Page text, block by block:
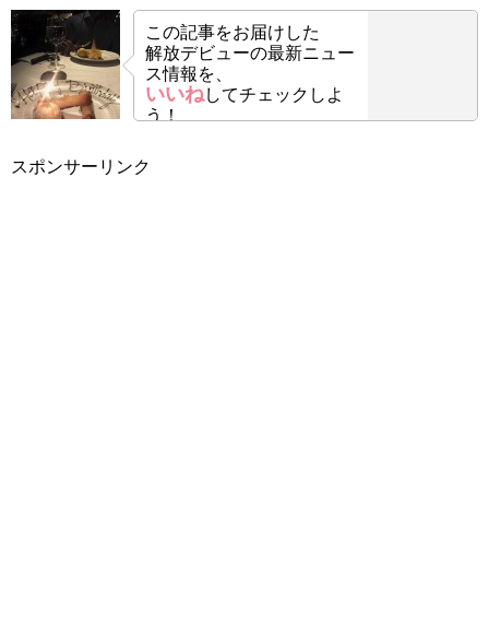
この記事をお届けした
解放デビューの最新ニュー
ス情報を、
いいねしてチェックしよ
う！
スポンサーリンク